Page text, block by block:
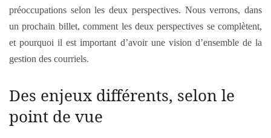
préoccupations selon les deux perspectives. Nous verrons, dans
un prochain billet, comment les deux perspectives se complètent,
et pourquoi il est important d’avoir une vision d’ensemble de la
gestion des courriels.
Des enjeux différents, selon le
point de vue